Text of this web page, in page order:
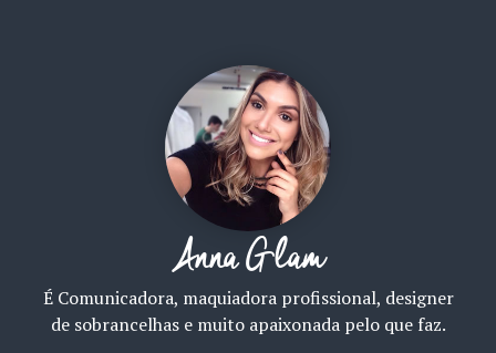
Anna Glam
É Comunicadora, maquiadora profissional, designer
de sobrancelhas e muito apaixonada pelo que faz.